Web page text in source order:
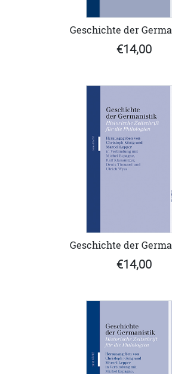
Geschichte der
€14,00
Geschichte der
€14,00